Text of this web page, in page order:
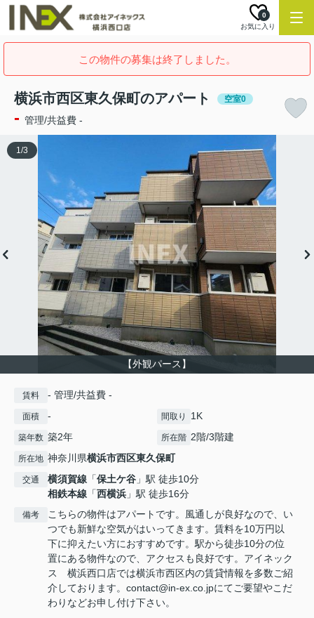
お気に入り
0
この物件の募集は終了しました。
横浜市西区東久保町のアパート 空室0
- 管理/共益費 -
【外観パース】
1/3
賃料 - 管理/共益費 -
面積 - 間取り 1K
築年数 築2年 所在階 2階/3階建
所在地 神奈川県横浜市西区東久保町
交通 横須賀線 「保土ケ谷 」駅 徒歩10分
相鉄本線 「西横浜 」駅 徒歩16分
備考
こちらの物件はアパートです。風通しが良好なので、い
つでも新鮮な空気がはいってきます。賃料を10万円以
下に抑えたい方におすすめです。駅から徒歩10分の位
置にある物件なので、アクセスも良好です。アイネック
ス 横浜西口店では横浜市西区内の賃貸情報を多数ご紹
介しております。contact@in-ex.co.jpにてご要望やこだ
わりなどお申し付け下さい。